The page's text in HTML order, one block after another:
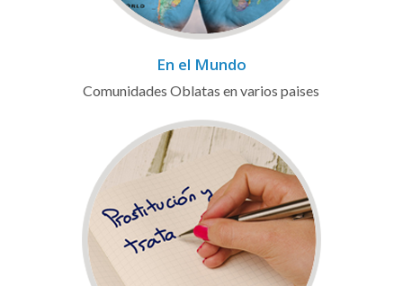
En el Mundo
Comunidades Oblatas en varios paises